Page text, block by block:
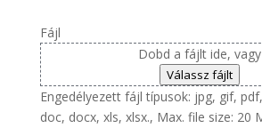
Fájl
Dobd a fájlt ide, vagy
Válassz fájlt
Engedélyezett fájl típusok: jpg, gif,
doc, docx, xls, xlsx., Max. file size: 20